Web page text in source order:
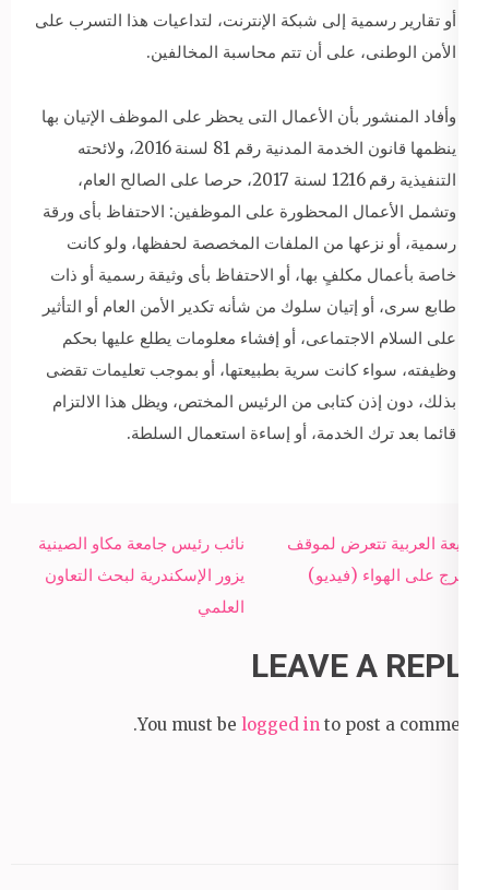
أو تقارير رسمية إلى شبكة الإنترنت، لتداعيات هذا التسرب على
الأمن الوطنى، على أن تتم محاسبة المخالفين.
وأفاد المنشور بأن الأعمال التى يحظر على الموظف الإتيان بها
ينظمها قانون الخدمة المدنية رقم 81 لسنة 2016، ولائحته
التنفيذية رقم 1216 لسنة 2017، حرصا على الصالح العام،
وتشمل الأعمال المحظورة على الموظفين: الاحتفاظ بأى ورقة
رسمية، أو نزعها من الملفات المخصصة لحفظها، ولو كانت
خاصة بأعمال مكلفٍ بها، أو الاحتفاظ بأى وثيقة رسمية أو ذات
طابع سرى، أو إتيان سلوك من شأنه تكدير الأمن العام أو التأثير
على السلام الاجتماعى، أو إفشاء معلومات يطلع عليها بحكم
وظيفته، سواء كانت سرية بطبيعتها، أو بموجب تعليمات تقضى
بذلك، دون إذن كتابى من الرئيس المختص، ويظل هذا الالتزام
قائما بعد ترك الخدمة، أو إساءة استعمال السلطة.
Post
navigation
نائب رئيس جامعة مكاو الصينية
يزور الإسكندرية لبحث التعاون
العلمي
مذيعة العربية تتعرض لموقف
محرج على الهواء (فيديو)
LEAVE A REPLY
You must be logged in to post a comment.